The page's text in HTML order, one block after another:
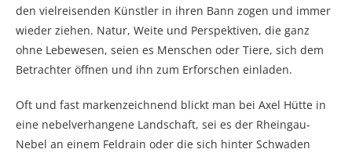
den vielreisenden Künstler in ihren Bann zogen und immer
wieder ziehen. Natur, Weite und Perspektiven, die ganz
ohne Lebewesen, seien es Menschen oder Tiere, sich dem
Betrachter öffnen und ihn zum Erforschen einladen.
Oft und fast markenzeichnend blickt man bei Axel Hütte in
eine nebelverhangene Landschaft, sei es der Rheingau-
Nebel an einem Feldrain oder die sich hinter Schwaden